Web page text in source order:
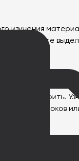
изучения
вы сможете
освоить.
образцы уроков